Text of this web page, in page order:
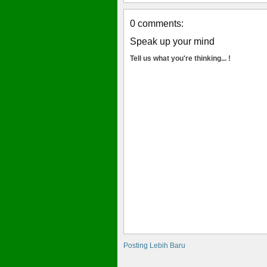
0 comments:
Speak up your mind
Tell us what you're thinking... !
Posting Lebih Baru